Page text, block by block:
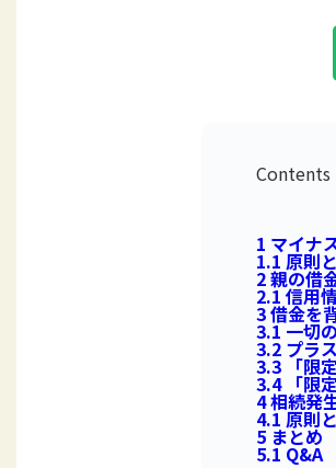
Contents
1 マイナ
1.1原則
2親の借
2.1信用
3借金を
3.1一切
3.2 プラ
3.3 「限
3.4「限
4相続発
4.1原則
5 まとめ
5.1 Q&A